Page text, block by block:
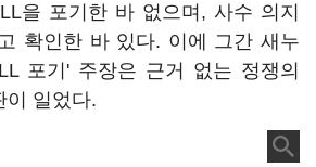
을 포기한 바 없으며, 사수 의지
확인한 바 있다. 이에 그간 새누
포기' 주장은 근거 없는 정쟁의
이 일었다.